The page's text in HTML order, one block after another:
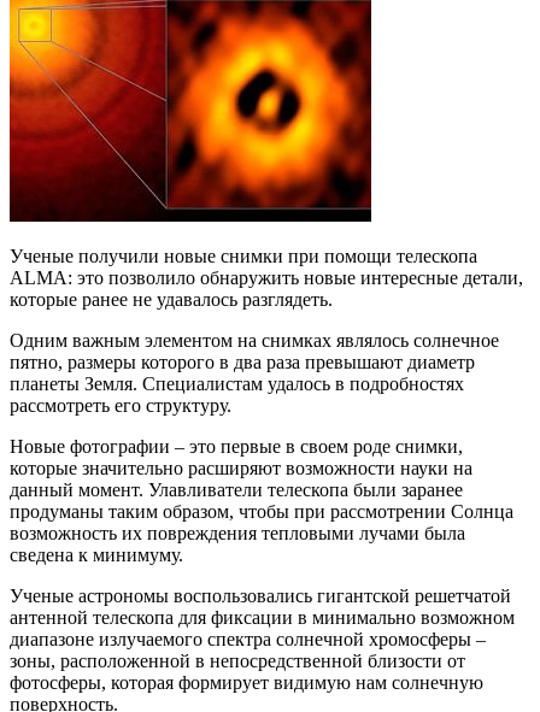
Ученые получили новые снимки при помощи телескопа
ALMA: это позволило обнаружить новые интересные детали,
которые ранее не удавалось разглядеть.
Одним важным элементом на снимках являлось солнечное
пятно, размеры которого в два раза превышают диаметр
планеты Земля. Специалистам удалось в подробностях
рассмотреть его структуру.
Новые фотографии – это первые в своем роде снимки,
которые значительно расширяют возможности науки на
данный момент. Улавливатели телескопа были заранее
продуманы таким образом, чтобы при рассмотрении Солнца
возможность их повреждения тепловыми лучами была
сведена к минимуму.
Ученые астрономы воспользовались гигантской решетчатой
антенной телескопа для фиксации в минимально возможном
диапазоне излучаемого спектра солнечной хромосферы –
зоны, расположенной в непосредственной близости от
фотосферы, которая формирует видимую нам солнечную
поверхность.